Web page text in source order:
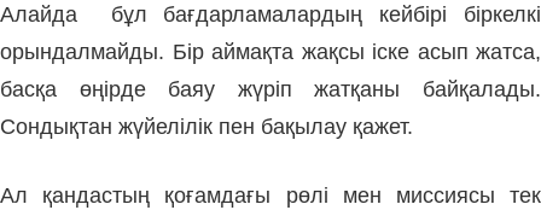
Алайда бұл бағдарламалардың кейбірі біркелкі
орындалмайды. Бір аймақта жақсы іске асып жатса,
басқа өңірде баяу жүріп жатқаны байқалады.
Сондықтан жүйелілік пен бақылау қажет.
Ал қандастың қоғамдағы рөлі мен миссиясы тек